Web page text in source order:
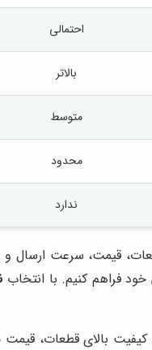
احتمالی
بالاتر
متوسط
محدود
ندارد
قیمت، سرعت ارسال
فراهم کنیم. با انتخاب
کیفیت بالای قطعات،